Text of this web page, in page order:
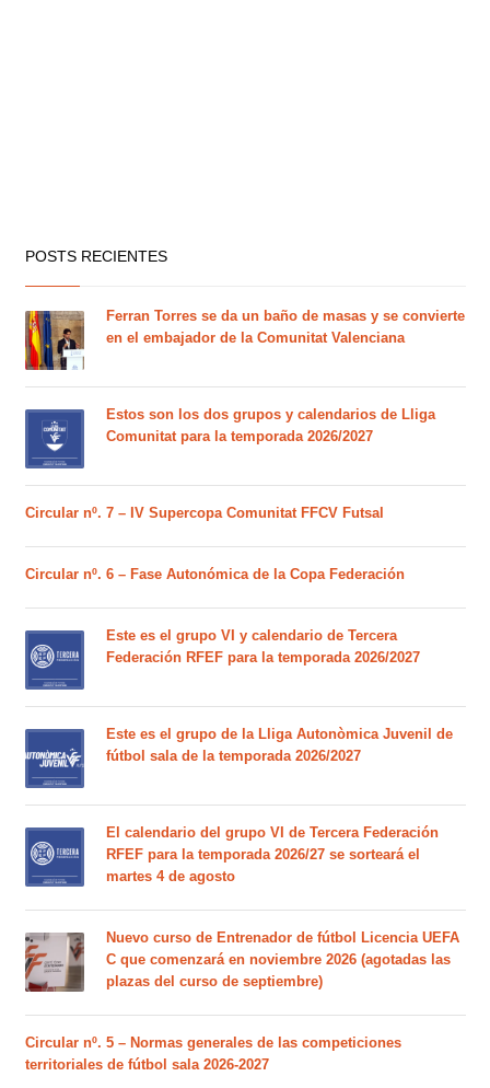
POSTS RECIENTES
Ferran Torres se da un baño de masas y se convierte
en el embajador de la Comunitat Valenciana
Estos son los dos grupos y calendarios de Lliga
Comunitat para la temporada 2026/2027
Circular nº. 7 – IV Supercopa Comunitat FFCV Futsal
Circular nº. 6 – Fase Autonómica de la Copa Federación
Este es el grupo VI y calendario de Tercera
Federación RFEF para la temporada 2026/2027
Este es el grupo de la Lliga Autonòmica Juvenil de
fútbol sala de la temporada 2026/2027
El calendario del grupo VI de Tercera Federación
RFEF para la temporada 2026/27 se sorteará el
martes 4 de agosto
Nuevo curso de Entrenador de fútbol Licencia UEFA
C que comenzará en noviembre 2026 (agotadas las
plazas del curso de septiembre)
Circular nº. 5 – Normas generales de las competiciones
territoriales de fútbol sala 2026-2027